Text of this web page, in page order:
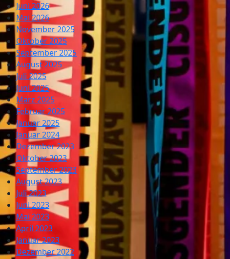
Juni 2026
Mai 2026
November 2025
Oktober 2025
September 2025
August 2025
Juli 2025
Juni 2025
März 2025
Februar 2025
Januar 2025
Januar 2024
Dezember 2023
Oktober 2023
September 2023
August 2023
Juli 2023
Juni 2023
Mai 2023
April 2023
Januar 2023
Dezember 2022